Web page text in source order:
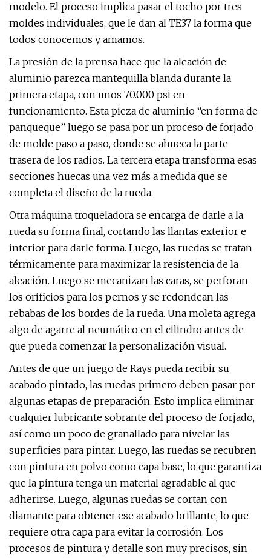
modelo. El proceso implica pasar el tocho por tres
moldes individuales, que le dan al TE37 la forma que
todos conocemos y amamos.
La presión de la prensa hace que la aleación de
aluminio parezca mantequilla blanda durante la
primera etapa, con unos 70.000 psi en
funcionamiento. Esta pieza de aluminio “en forma de
panqueque” luego se pasa por un proceso de forjado
de molde paso a paso, donde se ahueca la parte
trasera de los radios. La tercera etapa transforma esas
secciones huecas una vez más a medida que se
completa el diseño de la rueda.
Otra máquina troqueladora se encarga de darle a la
rueda su forma final, cortando las llantas exterior e
interior para darle forma. Luego, las ruedas se tratan
térmicamente para maximizar la resistencia de la
aleación. Luego se mecanizan las caras, se perforan
los orificios para los pernos y se redondean las
rebabas de los bordes de la rueda. Una moleta agrega
algo de agarre al neumático en el cilindro antes de
que pueda comenzar la personalización visual.
Antes de que un juego de Rays pueda recibir su
acabado pintado, las ruedas primero deben pasar por
algunas etapas de preparación. Esto implica eliminar
cualquier lubricante sobrante del proceso de forjado,
así como un poco de granallado para nivelar las
superficies para pintar. Luego, las ruedas se recubren
con pintura en polvo como capa base, lo que garantiza
que la pintura tenga un material agradable al que
adherirse. Luego, algunas ruedas se cortan con
diamante para obtener ese acabado brillante, lo que
requiere otra capa para evitar la corrosión. Los
procesos de pintura y detalle son muy precisos, sin